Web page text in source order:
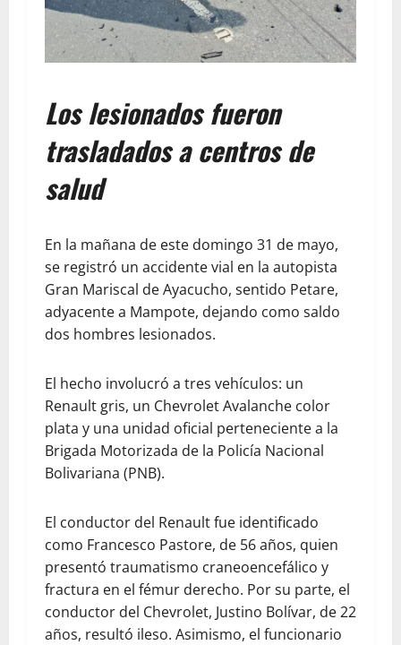
Los lesionados fueron
trasladados a centros de
salud
En la mañana de este domingo 31 de mayo,
se registró un accidente vial en la autopista
Gran Mariscal de Ayacucho, sentido Petare,
adyacente a Mampote, dejando como saldo
dos hombres lesionados.
El hecho involucró a tres vehículos: un
Renault gris, un Chevrolet Avalanche color
plata y una unidad oficial perteneciente a la
Brigada Motorizada de la Policía Nacional
Bolivariana (PNB).
El conductor del Renault fue identificado
como Francesco Pastore, de 56 años, quien
presentó traumatismo craneoencefálico y
fractura en el fémur derecho. Por su parte, el
conductor del Chevrolet, Justino Bolívar, de 22
años, resultó ileso. Asimismo, el funcionario